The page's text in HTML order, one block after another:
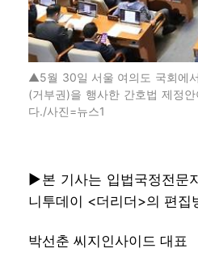
▲5월 30일 서울 여의도 국회에
(거부권)을 행사한 간호법 제정
다./사진=뉴스1
▶본 기사는 입법국정전문
니투데이 <더리더>의 편집
박선춘 씨지인사이드 대표